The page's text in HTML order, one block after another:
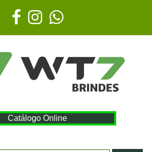
Catálogo Online